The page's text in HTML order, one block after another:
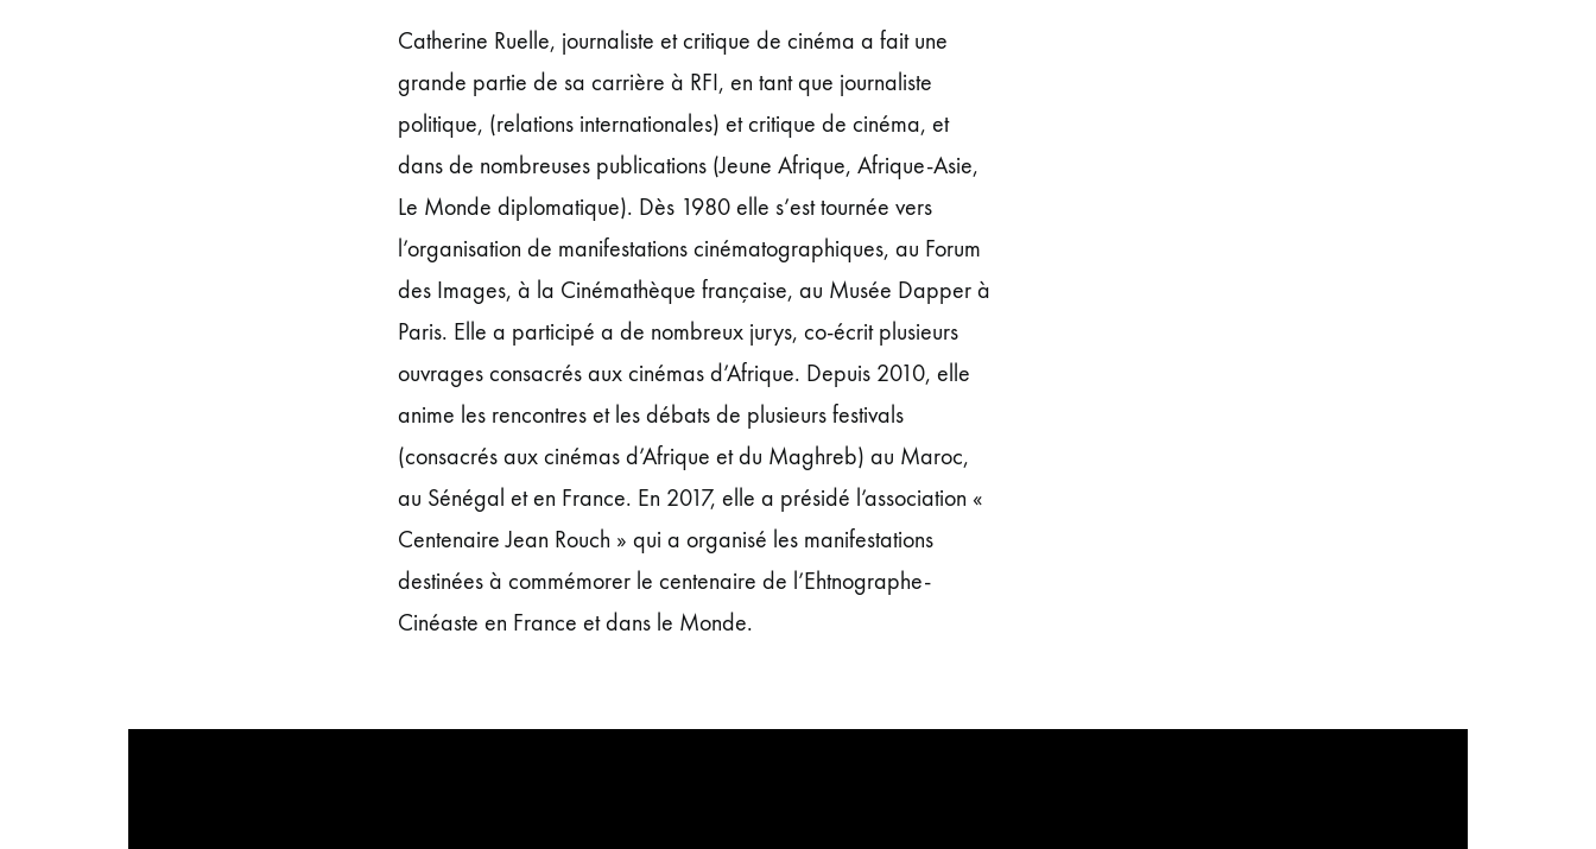
Catherine Ruelle, journaliste et critique de cinéma a fait une
grande partie de sa carrière à RFI, en tant que journaliste
politique, (relations internationales) et critique de cinéma, et
dans de nombreuses publications (Jeune Afrique, Afrique-Asie,
Le Monde diplomatique). Dès 1980 elle s’est tournée vers
l’organisation de manifestations cinématographiques, au Forum
des Images, à la Cinémathèque française, au Musée Dapper à
Paris. Elle a participé a de nombreux jurys, co-écrit plusieurs
ouvrages consacrés aux cinémas d’Afrique. Depuis 2010, elle
anime les rencontres et les débats de plusieurs festivals
(consacrés aux cinémas d’Afrique et du Maghreb) au Maroc,
au Sénégal et en France. En 2017, elle a présidé l’association «
Centenaire Jean Rouch » qui a organisé les manifestations
destinées à commémorer le centenaire de l’Ehtnographe-
Cinéaste en France et dans le Monde.